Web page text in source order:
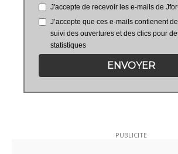
J'accepte de recevoir les e-mails de
J’accepte que ces e-mails contienent
suivi des ouvertures et des clics pour
statistiques
ENVOYER